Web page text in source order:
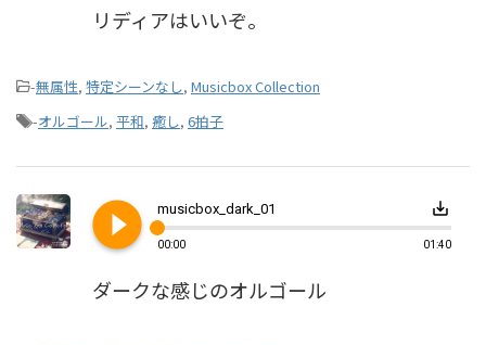
リディアはいいぞ。
-無属性, 特定シーンなし, Musicbox Collection
-オルゴール, 平和, 癒し, 6拍子
play_circle_filled musicbox_dark_01 save_alt
00:00 01:40
ダークな感じのオルゴール